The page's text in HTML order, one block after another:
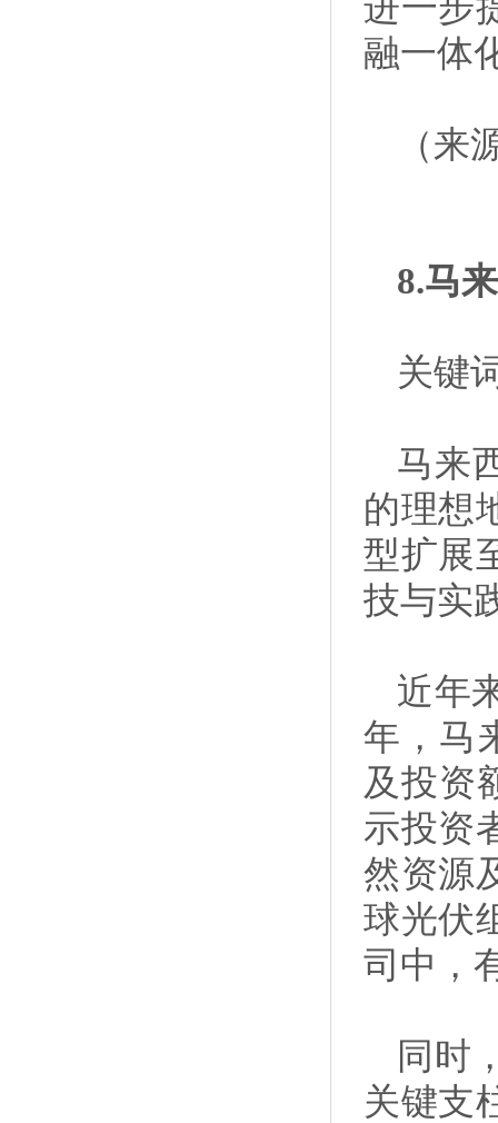
融一体
（来
8.马
关键
马来
的理想
型扩展
技与实
近年
年，马
及投资
示投资
然资源
球光伏
司中，
同时
关键支